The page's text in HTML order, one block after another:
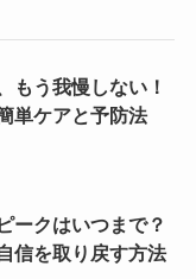
もう我慢しない！
単ケアと予防法
ークはいつまで？
信を取り戻す方法